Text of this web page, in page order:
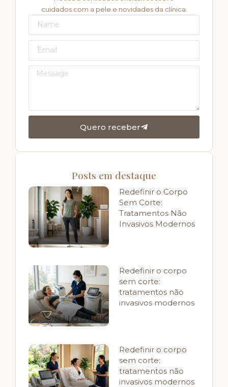
cuidados com a pele e novidades da clínica.
Quero receber
Posts em destaque
Redefinir o Corpo
Sem Corte:
Tratamentos Não
Invasivos Modernos
Redefinir o corpo
sem corte:
tratamentos não
invasivos modernos
Redefinir o corpo
sem corte:
tratamentos não
invasivos modernos